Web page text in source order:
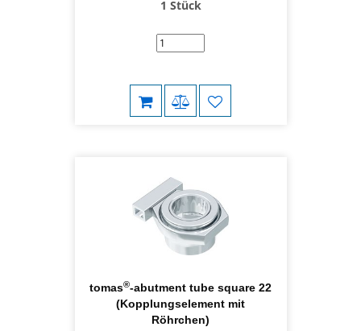
1 Stück
tomas®-abutment tube square 22
(Kopplungselement mit
Röhrchen)